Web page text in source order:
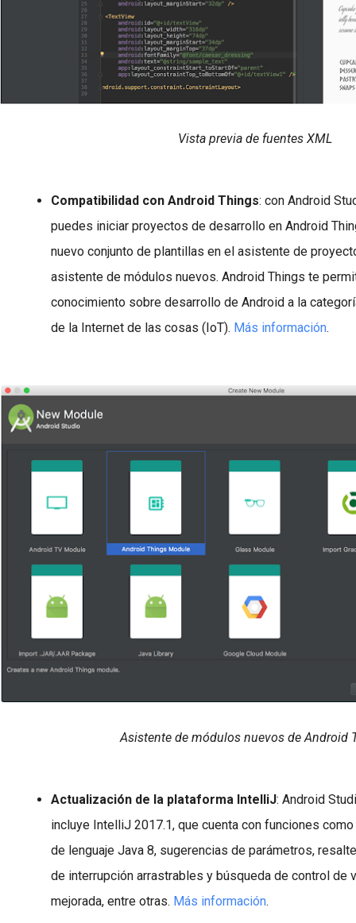
Vista previa de fuentes XML
Compatibilidad con Android Things: con Android
puedes iniciar proyectos de desarrollo en Android
nuevo conjunto de plantillas en el asistente de
asistente de módulos nuevos. Android Things te
conocimiento sobre desarrollo de Android a la
de la Internet de las cosas (IoT). Más información.
Asistente de módulos nuevos de Android
Actualización de la plataforma IntelliJ: Android
incluye IntelliJ 2017.1, que cuenta con funciones
de lenguaje Java 8, sugerencias de parámetros,
de interrupción arrastrables y búsqueda de control de
mejorada, entre otras. Más información.